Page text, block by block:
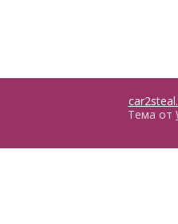
Тема от